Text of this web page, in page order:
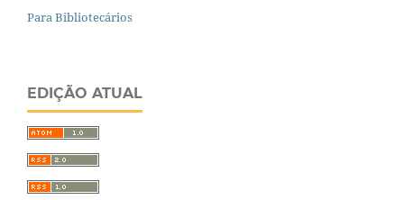
Para Bibliotecários
EDIÇÃO ATUAL